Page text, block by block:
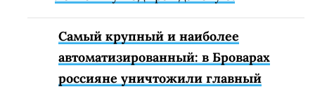
Самый крупный и наиболее
автоматизированный: в Броварах
россияне уничтожили главный